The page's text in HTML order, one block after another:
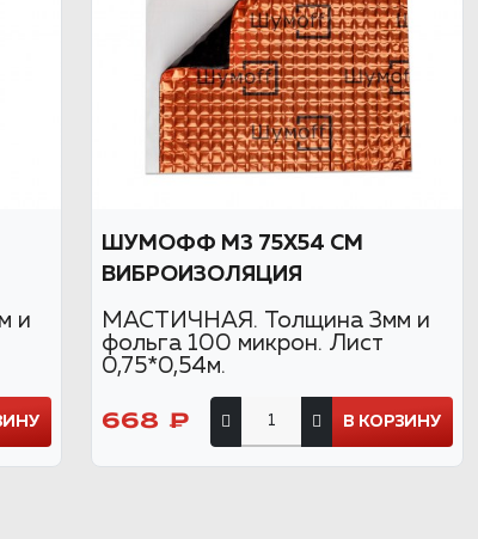
и
ШУМОФФ М3 75Х54 СМ
ВИБРОИЗОЛЯЦИЯ
МАСТИЧНАЯ. Толщина 3мм и
фольга 100 микрон. Лист
0,75*0,54м.
668 ₽ В КОРЗИНУ